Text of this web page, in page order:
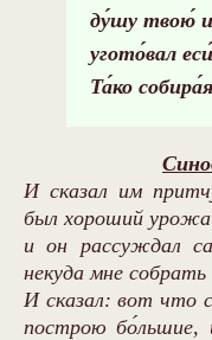
ду́шу твою́
угото́вал
Та́ко
И сказал им
был хороший
и он рассуждал
некуда мне
И сказал: вот что
построю бо́льшие,